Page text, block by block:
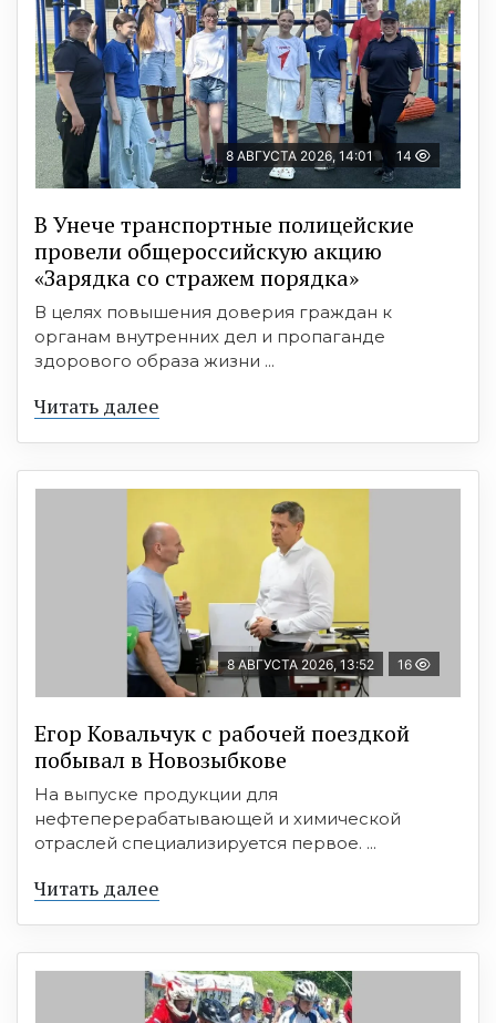
8 АВГУСТА 2026, 14:01 14
В Унече транспортные полицейские
провели общероссийскую акцию
«Зарядка со стражем порядка»
В целях повышения доверия граждан к
органам внутренних дел и пропаганде
здорового образа жизни ...
Читать далее
8 АВГУСТА 2026, 13:52 16
Егор Ковальчук с рабочей поездкой
побывал в Новозыбкове
На выпуске продукции для
нефтеперерабатывающей и химической
отраслей специализируется первое. ...
Читать далее